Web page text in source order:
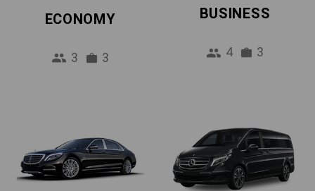
ECONOMY
3 3
BUSINESS
4 3